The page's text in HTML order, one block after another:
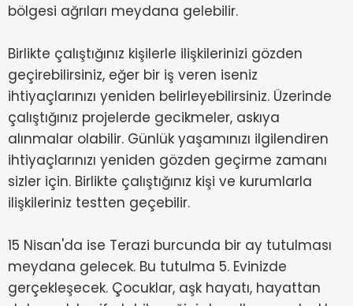
bölgesi ağrıları meydana gelebilir.
Birlikte çalıştığınız kişilerle ilişkilerinizi gözden
geçirebilirsiniz, eğer bir iş veren iseniz
ihtiyaçlarınızı yeniden belirleyebilirsiniz. Üzerinde
çalıştığınız projelerde gecikmeler, askıya
alınmalar olabilir. Günlük yaşamınızı ilgilendiren
ihtiyaçlarınızı yeniden gözden geçirme zamanı
sizler için. Birlikte çalıştığınız kişi ve kurumlarla
ilişkileriniz testten geçebilir.
15 Nisan'da ise Terazi burcunda bir ay tutulması
meydana gelecek. Bu tutulma 5. Evinizde
gerçekleşecek. Çocuklar, aşk hayatı, hayattan